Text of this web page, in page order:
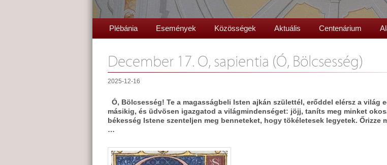
Plébánia Események Közösségek Aktuális Centenárium
December 17. O, sapientia (Ó, Bölcsesség)
2025-12-16
Ó, Bölcsesség! Te a magasságbeli Isten ajkán születtél, erőddel elérsz a világ
másikig, és üdvösen igazgatod a világmindenséget: jöjj, taníts meg minket
békesség Istene szenteljen meg benneteket, hogy tökéletesek legyetek. Őrizze
…